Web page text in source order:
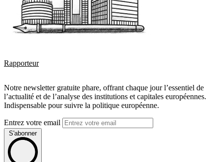
Rapporteur
Notre newsletter gratuite phare, offrant chaque jour l’essentiel de
l’actualité et de l’analyse des institutions et capitales européennes.
Indispensable pour suivre la politique européenne.
Entrez votre email
S'abonner